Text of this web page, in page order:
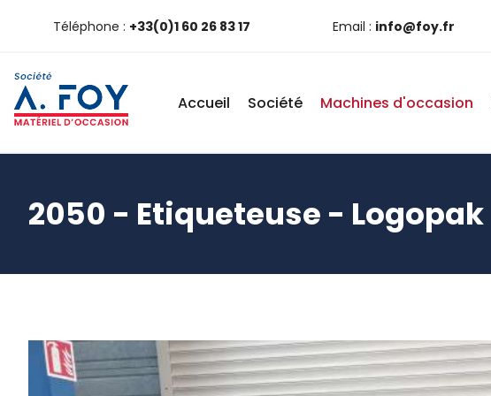
2050 - Etiqueteuse - Logopak
Téléphone : +33(0)1 60 26 83 17 Email : info@foy.fr
Accueil Société Machines d'occasion